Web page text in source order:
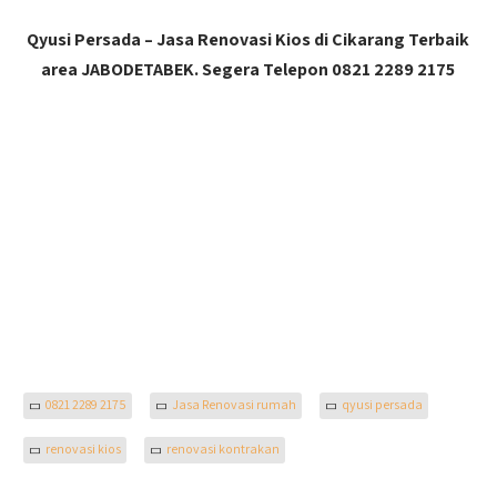
Qyusi Persada – Jasa Renovasi Kios di Cikarang Terbaik
area JABODETABEK. Segera Telepon 0821 2289 2175
0821 2289 2175 Jasa Renovasi rumah qyusi persada
renovasi kios renovasi kontrakan